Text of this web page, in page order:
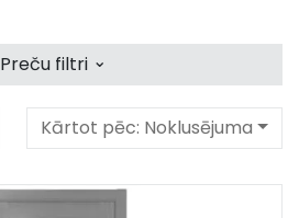
Preču filtri ⌄
Kārtot pēc: Noklusējuma